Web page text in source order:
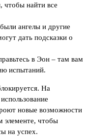
чтобы найти все
ангелы и другие
дать подсказки о
в Эон – там вам
испытаний.
На
новые возможности
элементе, чтобы
на успех.